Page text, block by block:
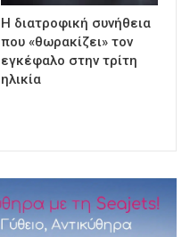
Η διατροφική συνήθεια
που «θωρακίζει» τον
εγκέφαλο στην τρίτη
ηλικία